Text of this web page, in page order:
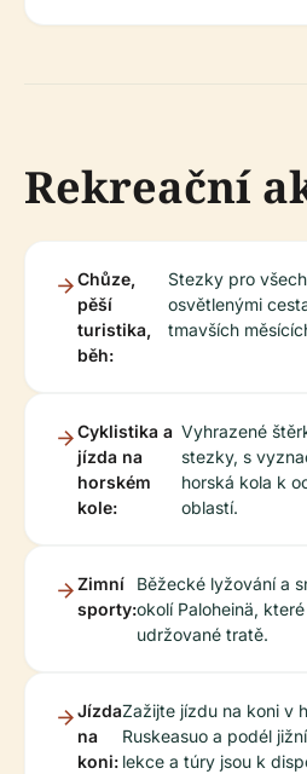
Rekreační
Chůze,
pěší
turistika,
běh:
Stezky pro
osvětlenými
tmavších
Cyklistika a
jízda na
horském
kole:
Vyhrazené
stezky, s
horská kola k
oblastí.
Zimní
sporty:
Běžecké lyžování a
okolí Paloheinä,
udržované tratě.
Jízda
na
koni:
Zažijte jízdu na koni v
Ruskeasuo a podél
lekce a túry jsou k